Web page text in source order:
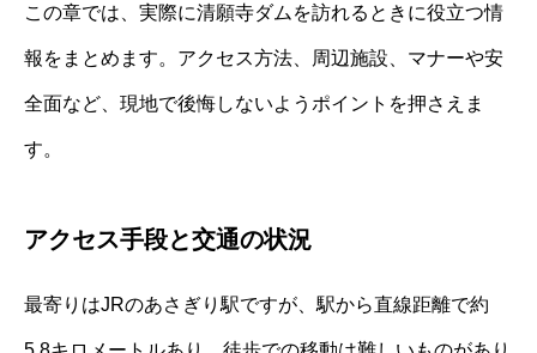
この章では、実際に清願寺ダムを訪れるときに役立つ情
報をまとめます。アクセス方法、周辺施設、マナーや安
全面など、現地で後悔しないようポイントを押さえま
す。
アクセス手段と交通の状況
最寄りはJRのあさぎり駅ですが、駅から直線距離で約